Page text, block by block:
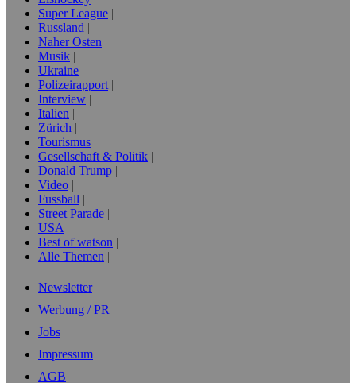
Super League
Russland
Naher Osten
Musik
Ukraine
Polizeirapport
Interview
Italien
Zürich
Tourismus
Gesellschaft & Politik
Donald Trump
Video
Fussball
Street Parade
USA
Best of watson
Alle Themen
Newsletter
Werbung / PR
Jobs
Impressum
AGB